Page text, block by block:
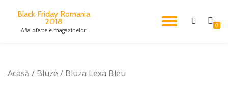
Black Friday Romania
2018
Afla ofertele magazinelor
0
Acasă / Bluze / Bluza Lexa Bleu